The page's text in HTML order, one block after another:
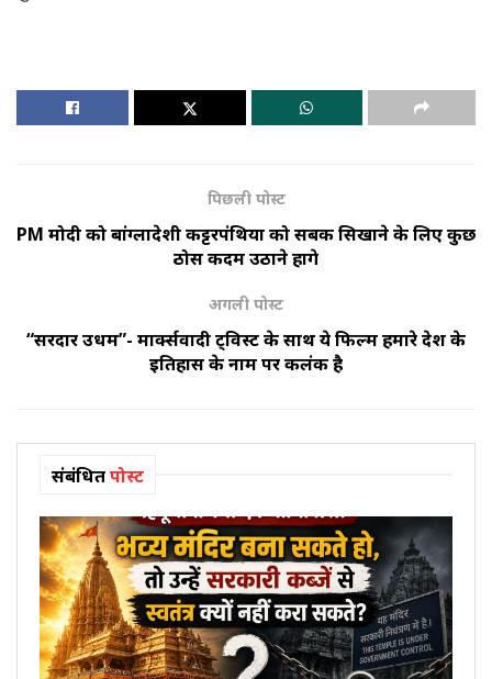
पिछली पोस्ट
PM मोदी को बांग्लादेशी कट्टरपंथियों को सबक सिखाने के लिए कुछ
ठोस कदम उठाने होंगे
अगली पोस्ट
“सरदार उधम”- मार्क्सवादी ट्विस्ट के साथ ये फिल्म हमारे देश के
इतिहास के नाम पर कलंक है
संबंधितपोस्ट